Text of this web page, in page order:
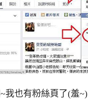
我也有粉絲頁了(羞~)